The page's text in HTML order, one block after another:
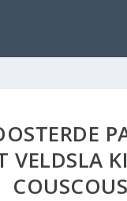
VELDSLA
COUSCOUS